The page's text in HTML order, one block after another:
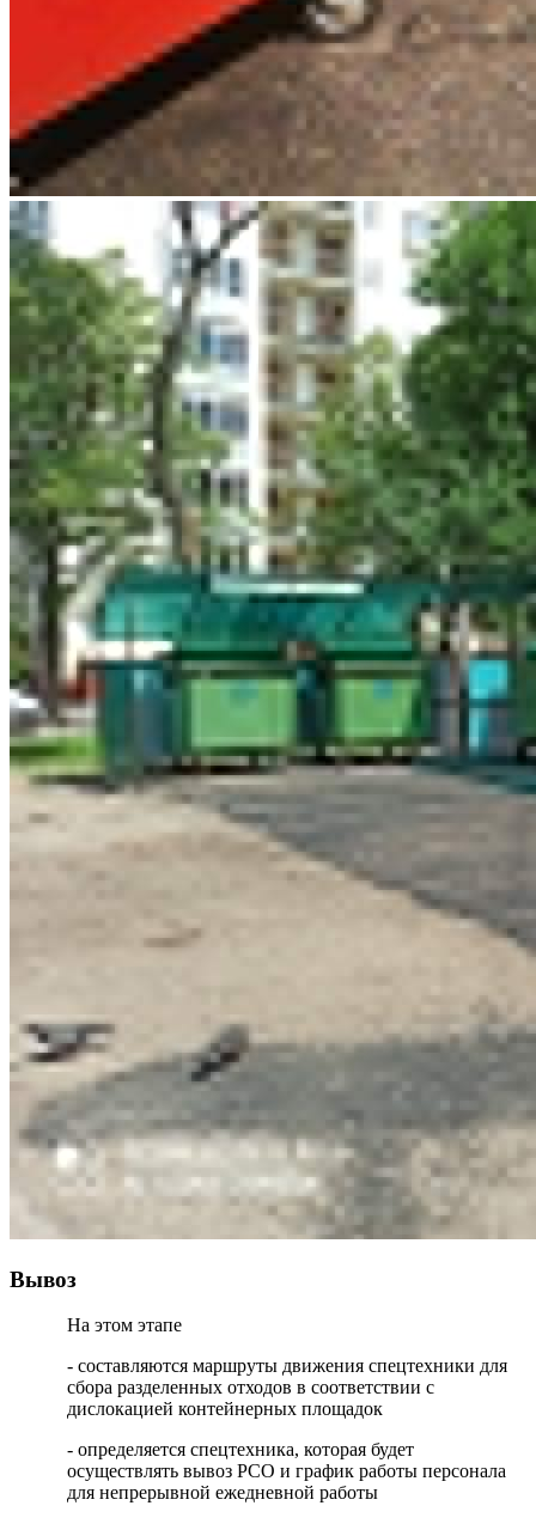
Вывоз
На этом этапе
- составляются маршруты движения спецтехники для
сбора разделенных отходов в соответствии с
дислокацией контейнерных площадок
- определяется спецтехника, которая будет
осуществлять вывоз РСО и график работы персонала
для непрерывной ежедневной работы